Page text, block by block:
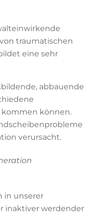
traumatischen
eine sehr
abbauende
können.
verursacht.
in unserer
inaktiver werdender